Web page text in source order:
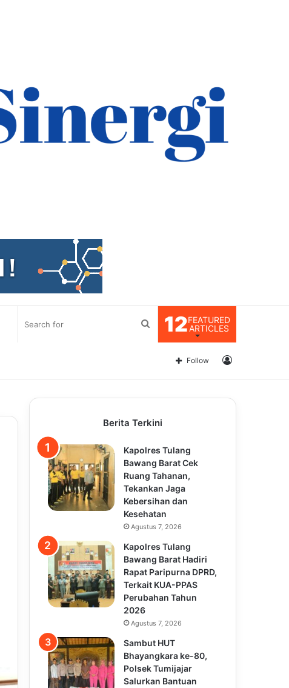
12FEATURED
ARTICLES
Search
Log
Follow
Berita Terkini
Kapolres Tulang
Bawang Barat Cek
Ruang Tahanan,
Tekankan Jaga
Kebersihan dan
Kesehatan
Agustus 7, 2026
Kapolres Tulang
Bawang Barat Hadiri
Rapat Paripurna DPRD,
Terkait KUA-PPAS
Perubahan Tahun
2026
Agustus 7, 2026
Sambut HUT
Bhayangkara ke-80,
Polsek Tumijajar
Salurkan Bantuan